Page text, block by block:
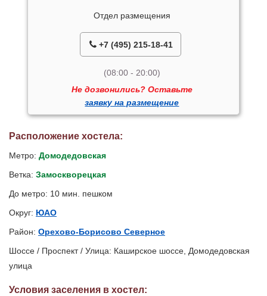
Отдел размещения
+7 (495) 215-18-41
(08:00 - 20:00)
Не дозвонились? Оставьте
заявку на размещение
Расположение хостела:
Метро: Домодедовская
Ветка: Замоскворецкая
До метро: 10 мин. пешком
Округ: ЮАО
Район: Орехово-Борисово Северное
Шоссе / Проспект / Улица: Каширское шоссе, Домодедовская
улица
Условия заселения в хостел: